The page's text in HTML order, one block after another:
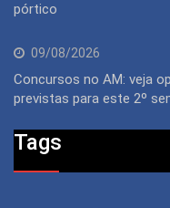
pórtico
09/08/2026
Concursos no AM: veja
previstas para este 2º
Tags